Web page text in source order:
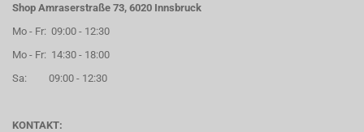
Shop Amraserstraße 73, 6020 Innsbruck
Mo - Fr: 09:00 - 12:30
Mo - Fr: 14:30 - 18:00
Sa: 09:00 - 12:30
KONTAKT: